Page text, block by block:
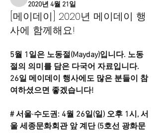
2020년 4월 21일
[메이데이] 2020년 메이데이 행
사에 함께해요!
5월 1일은 노동절(Mayday)입니다. 노동
절의 의미를 담은 다국어 자료입니다.
26일 메이데이 행사에도 많은 분들이 참
여하셨으면 좋겠습니다!
# 서울·수도권: 4월 26일(일) 오후 1시, 서
울 세종문화회관 앞 계단 (5호선 광화문